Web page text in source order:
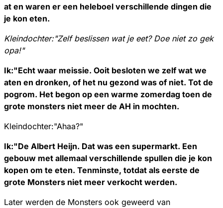
at en waren er een heleboel verschillende dingen die
je kon eten.
Kleindochter:"Zelf beslissen wat je eet? Doe niet zo gek
opa!"
Ik:"Echt waar meissie. Ooit besloten we zelf wat we
aten en dronken, of het nu gezond was of niet. Tot de
pogrom. Het begon op een warme zomerdag toen de
grote monsters niet meer de AH in mochten.
Kleindochter:"Ahaa?"
Ik:"De Albert Heijn. Dat was een supermarkt. Een
gebouw met allemaal verschillende spullen die je kon
kopen om te eten. Tenminste, totdat als eerste de
grote Monsters niet meer verkocht werden.
Later werden de Monsters ook geweerd van